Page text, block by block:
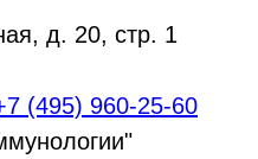
д. 20, стр. 1
(495) 960-25-60